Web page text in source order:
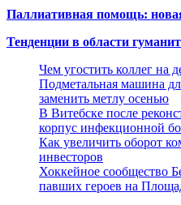
Паллиативная помощь:
Тенденции в области
Чем угостить коллег на
Подметальная машина
заменить метлу осенью
В Витебске после
корпус инфекционной
Как увеличить оборот
инвесторов
Хоккейное сообщество
павших героев на